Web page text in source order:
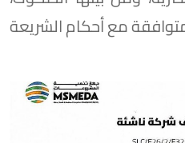
مع أحكام الشريعة